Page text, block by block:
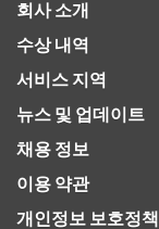
회사 소개
수상 내역
서비스 지역
뉴스 및 업데이트
채용 정보
이용 약관
개인정보 보호정책